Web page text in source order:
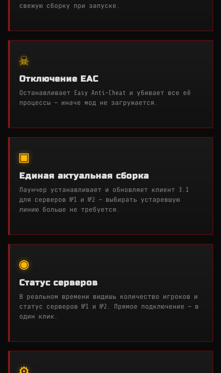
свежую сборку при запуске.
☠
Отключение EAC
Останавливает Easy Anti-Cheat и убивает все её
процессы — иначе мод не загружается.
▣
Единая актуальная сборка
Лаунчер устанавливает и обновляет клиент 3.1
для серверов №1 и №2 — выбирать устаревшую
линию больше не требуется.
◉
Статус серверов
В реальном времени видишь количество игроков и
статус серверов №1 и №2. Прямое подключение — в
один клик.